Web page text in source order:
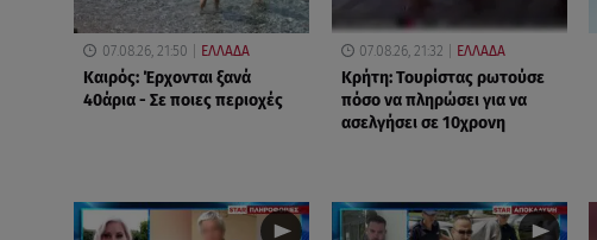
07.08.26, 21:50 ΕΛΛΑΔΑ
Καιρός: Έρχονται ξανά
40άρια - Σε ποιες περιοχές
07.08.26, 21:32 ΕΛΛΑΔΑ
Κρήτη: Τουρίστας ρωτούσε
πόσο να πληρώσει για να
ασελγήσει σε 10χρονη